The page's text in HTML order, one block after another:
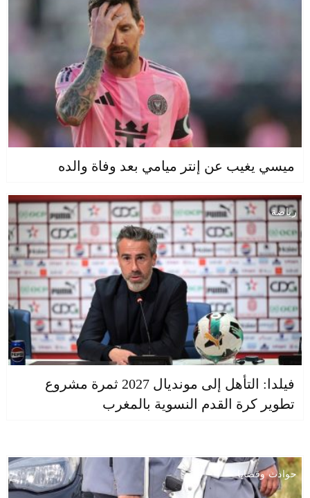
ميسي يغيب عن إنتر ميامي بعد وفاة والده
رياضة
فيلدا: التأهل إلى مونديال 2027 ثمرة مشروع
تطوير كرة القدم النسوية بالمغرب
حوادث وقضايا